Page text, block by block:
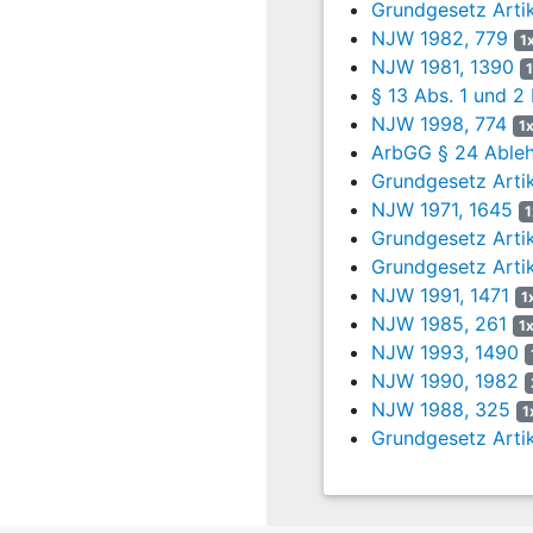
9
Gegen
Du gehst den
und die
Es gibt noch
so wie es ist
10
Deutscher
Er trug schwere
Für die
Sie kamen aus
heiß war sein
Vieles musste
sich oft auch mit
Doch ging es
Grundgesetz
NJW 1982, 779
NJW 1981, 1390
§ 13 Abs. 1 und 2
NJW 1998, 774
1x
ArbGG § 24
Grundgesetz
NJW 1971, 1645
Grundgesetz
Grundgesetz
NJW 1991, 1471
NJW 1985, 261
1x
NJW 1993, 1490
NJW 1990, 1982
NJW 1988, 325
Grundgesetz